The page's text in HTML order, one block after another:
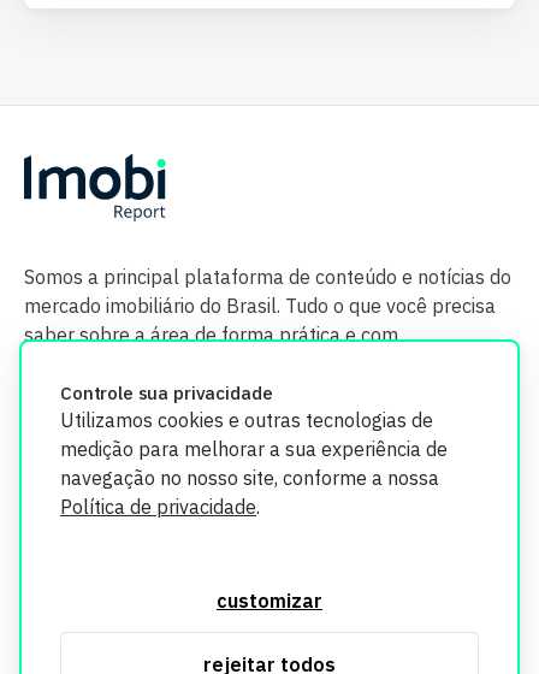
Controle sua privacidade
Utilizamos cookies e outras tecnologias de
medição para melhorar a sua experiência de
navegação no nosso site, conforme a nossa
Política de privacidade.
customizar
rejeitar todos
Somos a principal plataforma de conteúdo e notícias do
mercado imobiliário do Brasil. Tudo o que você precisa
saber sobre a área de forma prática e com
segurança. Todos os dados coletados em nosso site são
utilizados exclusivamente para fins de aprimoramento de
informações, consulte nossa Política de Privacidade.